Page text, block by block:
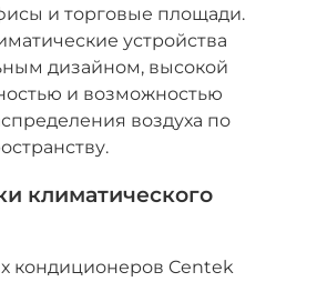
и торговые площади.
устройства
дизайном, высокой
и возможностью
воздуха по
климатического
кондиционеров Centek